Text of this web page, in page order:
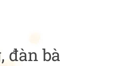
đàn bà